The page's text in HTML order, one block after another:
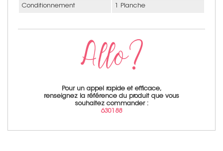
Conditionnement 1 Planche
Pour un appel rapide et efficace,
renseignez la référence du produit que vous
souhaitez commander :
630188